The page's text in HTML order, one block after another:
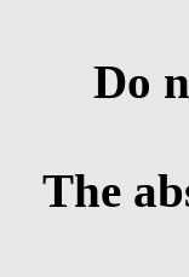
Do
The